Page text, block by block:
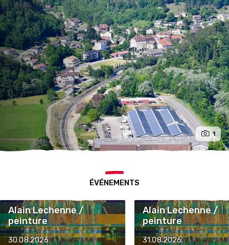
1
ÉVÉNEMENTS
Alain Lechenne /
peinture
30.08.2026
Alain Lechenne /
peinture
31.08.2026